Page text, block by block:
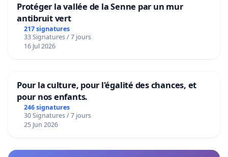
Protéger la vallée de la Senne par un mur
antibruit vert
217 signatures
33 Signatures / 7 jours
16 Jul 2026
Pour la culture, pour l'égalité des chances, et
pour nos enfants.
246 signatures
30 Signatures / 7 jours
25 Jun 2026